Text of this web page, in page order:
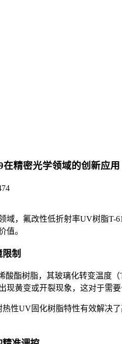
精密光学领域的创新应用
域，氟改性低折射率UV树脂T-
值。
制
酸酯树脂，其玻璃化转变温度
现黄变或开裂现象，这对于需
性UV固化树脂特性有效解决